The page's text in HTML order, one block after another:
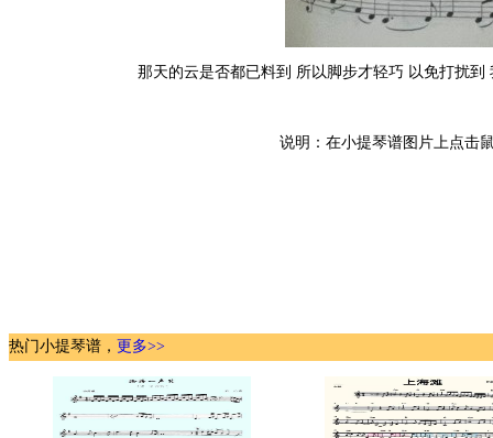
那天的云是否都已料到 所以脚步才轻巧 以免打扰
说明：在小提琴谱图片上点击
热门小提琴谱， 更多>>